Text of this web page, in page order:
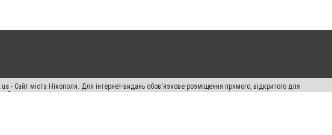
- Сайт міста Нікополя. Для інтернет-видань обов'язкове розміщення прямого, відкритого для
Законом.